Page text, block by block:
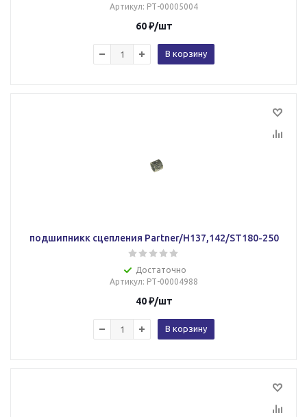
Артикул: РТ-00005004
60₽/шт
В корзину
подшипникк сцепления Partner/Н137,142/ST180-250
Достаточно
Артикул: РТ-00004988
40₽/шт
В корзину